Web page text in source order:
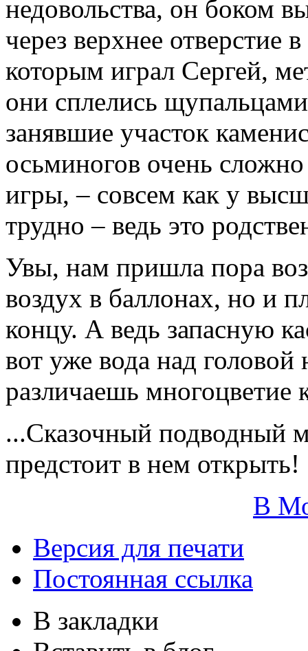
недовольства, он боком
через верхнее отверстие
которым играл Сергей,
они сплелись
занявшие участок
осьминогов очень
игры, – совсем как у
трудно – ведь это
Увы, нам пришла пора
воздух в баллонах, но и
концу. А ведь запасную
вот уже вода над головой
различаешь многоцветие
...Сказочный подводный
предстоит в нем открыть!
В
Версия для печати
Постоянная ссылка
В закладки